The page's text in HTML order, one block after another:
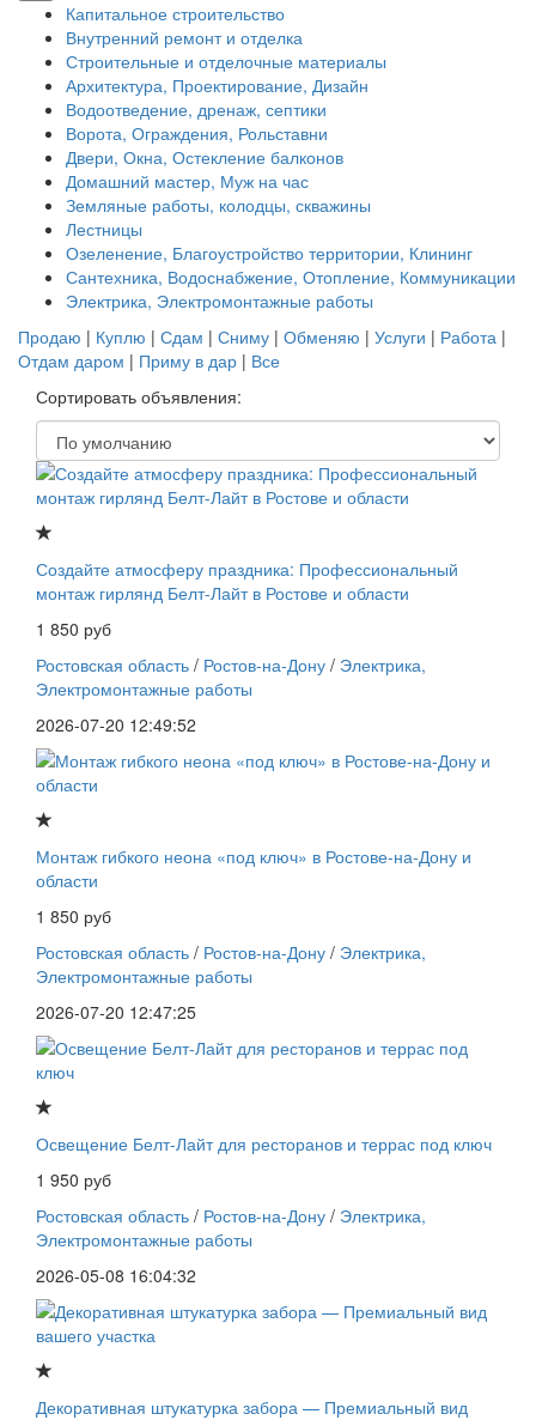
Капитальное строительство
Внутренний ремонт и отделка
Строительные и отделочные материалы
Архитектура, Проектирование, Дизайн
Водоотведение, дренаж, септики
Ворота, Ограждения, Рольставни
Двери, Окна, Остекление балконов
Домашний мастер, Муж на час
Земляные работы, колодцы, скважины
Лестницы
Озеленение, Благоустройство территории, Клининг
Сантехника, Водоснабжение, Отопление, Коммуникации
Электрика, Электромонтажные работы
Продаю | Куплю | Сдам | Сниму | Обменяю | Услуги | Работа |
Отдам даром | Приму в дар | Все
Сортировать объявления:
Создайте атмосферу праздника: Профессиональный
монтаж гирлянд Белт-Лайт в Ростове и области
1 850 руб
Ростовская область / Ростов-на-Дону / Электрика,
Электромонтажные работы
2026-07-20 12:49:52
Монтаж гибкого неона «под ключ» в Ростове-на-Дону и
области
1 850 руб
Ростовская область / Ростов-на-Дону / Электрика,
Электромонтажные работы
2026-07-20 12:47:25
Освещение Белт-Лайт для ресторанов и террас под ключ
1 950 руб
Ростовская область / Ростов-на-Дону / Электрика,
Электромонтажные работы
2026-05-08 16:04:32
Декоративная штукатурка забора — Премиальный вид